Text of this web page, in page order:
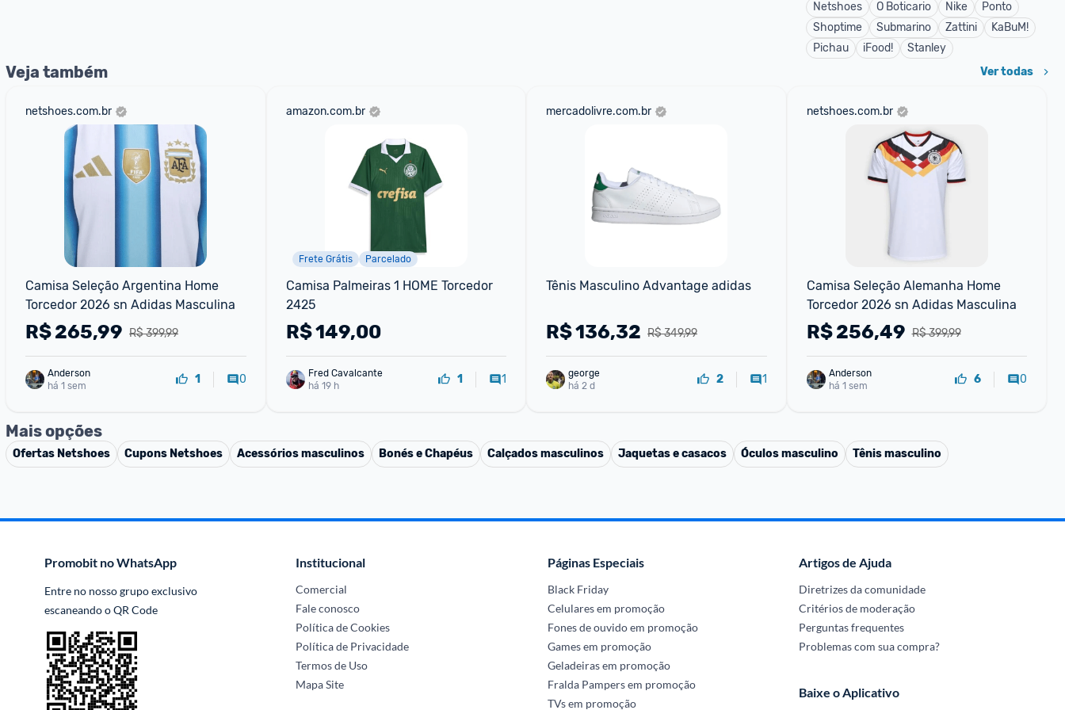
Netshoes
O Boticario Nike
Ponto
Shoptime
Submarino Zattini
KaBuM!
Pichau
iFood! Stanley
Veja também Ver todas
netshoes.com.br
Camisa Seleção Argentina Home
Torcedor 2026 sn Adidas Masculina
R$ 399,99
R$265,99
Anderson
há 1 sem
1 0
amazon.com.br
Frete Grátis Parcelado
Camisa Palmeiras 1 HOME Torcedor
2425
R$149,00
Fred Cavalcante
há 19 h
1 1
mercadolivre.com.br
Tênis Masculino Advantage adidas
R$ 349,99
R$136,32
george
há 2 d
2 1
netshoes.com.br
Camisa Seleção Alemanha Home
Torcedor 2026 sn Adidas Masculina
R$ 399,99
R$256,49
Anderson
há 1 sem
6 0
Mais opções
Ofertas Netshoes Cupons Netshoes Acessórios masculinos Bonés e Chapéus Calçados masculinos Jaquetas e casacos Óculos masculino Tênis masculino
Promobit no WhatsApp
Entre no nosso grupo exclusivo
escaneando o QR Code
Institucional
Comercial
Fale conosco
Política de Cookies
Política de Privacidade
Termos de Uso
Mapa Site
Páginas Especiais
Black Friday
Celulares em promoção
Fones de ouvido em promoção
Games em promoção
Geladeiras em promoção
Fralda Pampers em promoção
TVs em promoção
Artigos de Ajuda
Diretrizes da comunidade
Critérios de moderação
Perguntas frequentes
Problemas com sua compra?
Baixe o Aplicativo